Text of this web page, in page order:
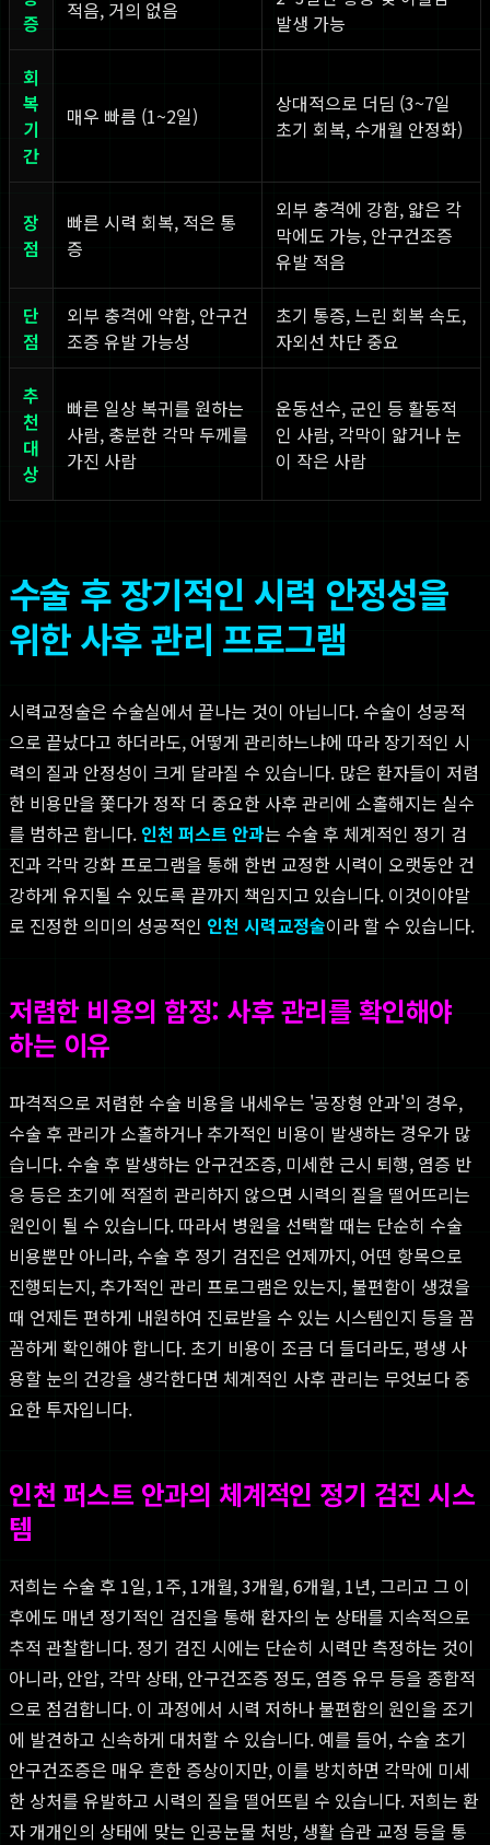
증
적음, 거의 없음
발생 가능
회
복
기
간
매우 빠름 (1~2일)
상대적으로 더딤 (3~7일
초기 회복, 수개월 안정화)
장
점
빠른 시력 회복, 적은 통
증
외부 충격에 강함, 얇은 각
막에도 가능, 안구건조증
유발 적음
단
점
외부 충격에 약함, 안구건
조증 유발 가능성
초기 통증, 느린 회복 속도,
자외선 차단 중요
추
천
대
상
빠른 일상 복귀를 원하는
사람, 충분한 각막 두께를
가진 사람
운동선수, 군인 등 활동적
인 사람, 각막이 얇거나 눈
이 작은 사람
수술 후 장기적인 시력 안정성을
위한 사후 관리 프로그램
시력교정술은 수술실에서 끝나는 것이 아닙니다. 수술이 성공적
으로 끝났다고 하더라도, 어떻게 관리하느냐에 따라 장기적인 시
력의 질과 안정성이 크게 달라질 수 있습니다. 많은 환자들이 저렴
한 비용만을 쫓다가 정작 더 중요한 사후 관리에 소홀해지는 실수
를 범하곤 합니다. 인천 퍼스트 안과는 수술 후 체계적인 정기 검
진과 각막 강화 프로그램을 통해 한번 교정한 시력이 오랫동안 건
강하게 유지될 수 있도록 끝까지 책임지고 있습니다. 이것이야말
로 진정한 의미의 성공적인 인천 시력교정술이라 할 수 있습니다.
저렴한 비용의 함정: 사후 관리를 확인해야
하는 이유
파격적으로 저렴한 수술 비용을 내세우는 '공장형 안과'의 경우,
수술 후 관리가 소홀하거나 추가적인 비용이 발생하는 경우가 많
습니다. 수술 후 발생하는 안구건조증, 미세한 근시 퇴행, 염증 반
응 등은 초기에 적절히 관리하지 않으면 시력의 질을 떨어뜨리는
원인이 될 수 있습니다. 따라서 병원을 선택할 때는 단순히 수술
비용뿐만 아니라, 수술 후 정기 검진은 언제까지, 어떤 항목으로
진행되는지, 추가적인 관리 프로그램은 있는지, 불편함이 생겼을
때 언제든 편하게 내원하여 진료받을 수 있는 시스템인지 등을 꼼
꼼하게 확인해야 합니다. 초기 비용이 조금 더 들더라도, 평생 사
용할 눈의 건강을 생각한다면 체계적인 사후 관리는 무엇보다 중
요한 투자입니다.
인천 퍼스트 안과의 체계적인 정기 검진 시스
템
저희는 수술 후 1일, 1주, 1개월, 3개월, 6개월, 1년, 그리고 그 이
후에도 매년 정기적인 검진을 통해 환자의 눈 상태를 지속적으로
추적 관찰합니다. 정기 검진 시에는 단순히 시력만 측정하는 것이
아니라, 안압, 각막 상태, 안구건조증 정도, 염증 유무 등을 종합적
으로 점검합니다. 이 과정에서 시력 저하나 불편함의 원인을 조기
에 발견하고 신속하게 대처할 수 있습니다. 예를 들어, 수술 초기
안구건조증은 매우 흔한 증상이지만, 이를 방치하면 각막에 미세
한 상처를 유발하고 시력의 질을 떨어뜨릴 수 있습니다. 저희는 환
자 개개인의 상태에 맞는 인공눈물 처방, 생활 습관 교정 등을 통